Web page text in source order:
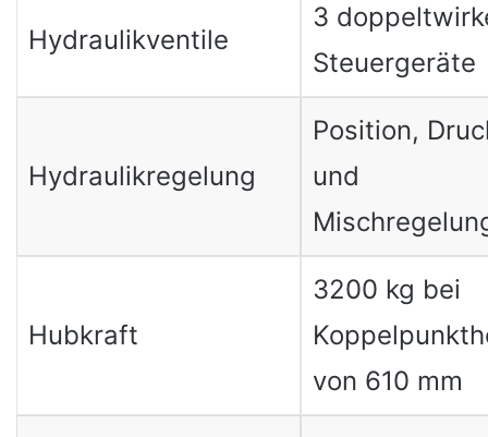
Hydraulikventile
3
Steuergeräte
Hydraulikregelung
Position,
und
Hubkraft
3200 kg bei
von 610 mm